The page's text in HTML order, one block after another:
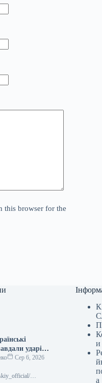
this browser for the
ударів
заводах та
у Чорному
Сер 6, 2026
и
а